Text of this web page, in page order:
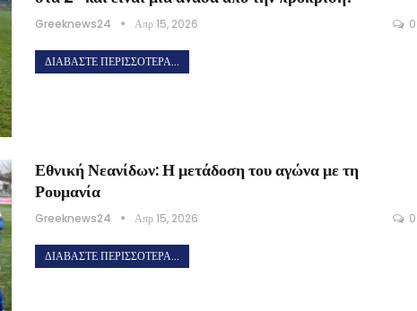
Greeknews24 Απρ 15, 2026 0
ΔΙΑΒΆΣΤΕ ΠΕΡΙΣΣΌΤΕΡΑ...
Εθνική Νεανίδων: Η μετάδοση του αγώνα με τη
Ρουμανία
Greeknews24 Απρ 15, 2026 0
ΔΙΑΒΆΣΤΕ ΠΕΡΙΣΣΌΤΕΡΑ...